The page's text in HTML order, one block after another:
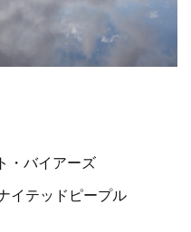
・バイアーズ
イテッドピープル